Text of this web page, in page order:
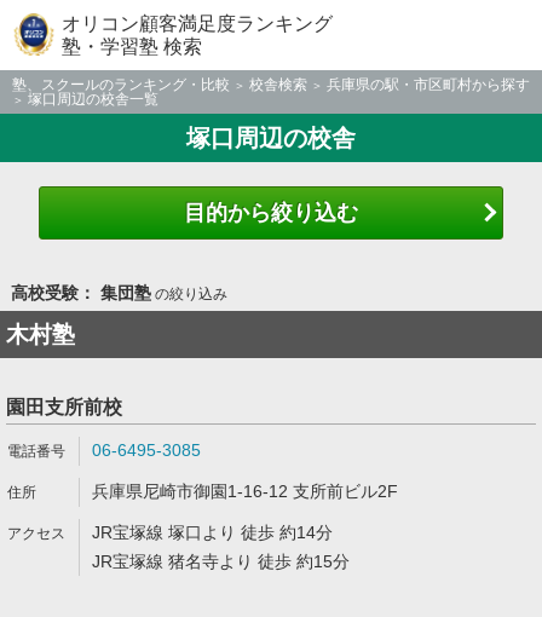
オリコン顧客満足度ランキング
塾・学習塾 検索
塾、スクールのランキング・比較 校舎検索
兵庫県の駅・市区町村から探す
塚口周辺の校舎一覧
塚口周辺の校舎
目的から絞り込む
高校受験： 集団塾の絞り込み
木村塾
園田支所前校
06-6495-3085
兵庫県尼崎市御園1-16-12 支所前ビル2F
JR宝塚線 塚口より 徒歩 約14分
JR宝塚線 猪名寺より 徒歩 約15分